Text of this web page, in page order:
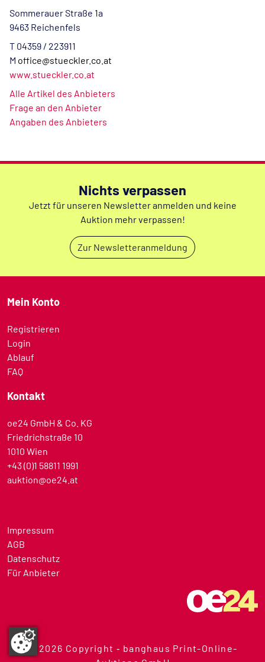
Sommerauer Straße 1a
9463 Reichenfels
T 04359 / 223911
M office@stueckler.co.at
www.stueckler.co.at
Alle Artikel des Anbieters
Frage an den Anbieter
Angaben des Anbieters
Nichts verpassen
Jetzt für unseren Newsletter anmelden und keine
Auktion mehr verpassen!
Zur Newsletteranmeldung
Mein Konto
Registrieren
Login
Ablauf
FAQ
Kontakt
oe24 GmbH & Co. KG
Friedrichstraße 10
1010 Wien
+43 (0)1 58811 1991
auktion@oe24.at
Impressum
AGB
Datenschutz
Für Anbieter
© 2026 Copyright ‐ banghaus Print-Online-